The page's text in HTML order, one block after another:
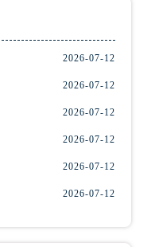
2026-07-12
2026-07-12
2026-07-12
2026-07-12
2026-07-12
2026-07-12